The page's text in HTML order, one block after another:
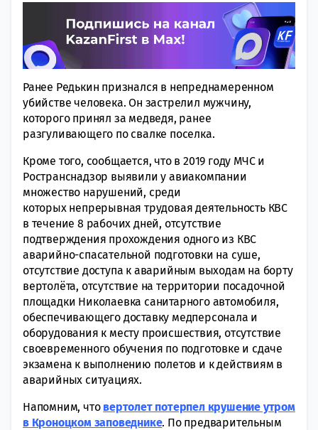
Ранее Редькин признался в непреднамеренном
убийстве человека. Он застрелил мужчину,
которого принял за медведя, ранее
разгуливающего по свалке поселка.
Кроме того, сообщается, что в 2019 году МЧС и
Ространснадзор выявили у авиакомпании
множество нарушений, среди
которых непрерывная трудовая деятельность КВС
в течение 8 рабочих дней, отсутствие
подтверждения прохождения одного из КВС
аварийно-спасательной подготовки на суше,
отсутствие доступа к аварийным выходам на борту
вертолёта, отсутствие на территории посадочной
площадки Николаевка санитарного автомобиля,
обеспечивающего доставку медперсонала и
оборудования к месту происшествия, отсутствие
своевременного обучения по подготовке и сдаче
экзамена к выполнению полетов и к действиям в
аварийных ситуациях.
Напомним, что вертолет потерпел крушение утром
в Кроноцком заповеднике. По предварительным